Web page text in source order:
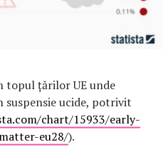
topul ţărilor UE unde
ucide, potrivit
chart/15933/early-
eu28/).